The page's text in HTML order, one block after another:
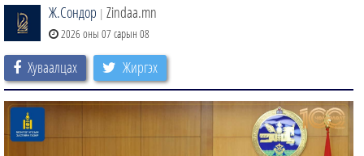
Ж.Сондор | Zindaa.mn
2026 оны 07 сарын 08
Хуваалцах Жиргэх